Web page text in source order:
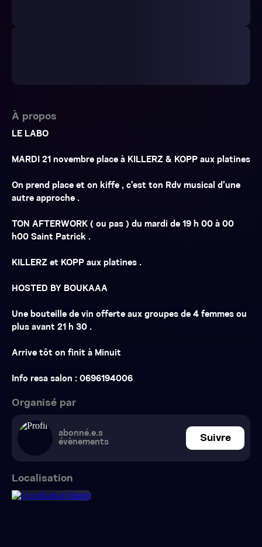
À propos
LE LABO
MARDI 21 novembre place à KILLERZ & KOPP aux platines
On prend place et on kiffe , c’est ton Rdv musical d’une
autre approche .
TON AFTERWORK ( ou pas ) du mardi de 19 h 00 à 00
h00 Saint Patrick .
KILLERZ et KOPP aux platines .
HOSTED BY BOUKAAA
Une bouteille de vin offerte aux groupes de 4 femmes ou
plus avant 21 h 30 .
Arrive tôt on finit à Minuit
Info resa salon : 0696194006
Organisé par
abonné.e.s
évènements
Suivre
Localisation